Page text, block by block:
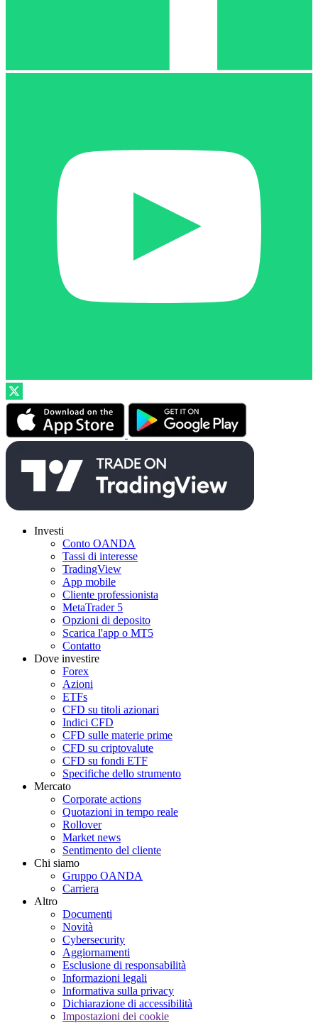
Investi
Conto OANDA
Tassi di interesse
TradingView
App mobile
Cliente professionista
MetaTrader 5
Opzioni di deposito
Scarica l'app o MT5
Contatto
Dove investire
Forex
Azioni
ETFs
CFD su titoli azionari
Indici CFD
CFD sulle materie prime
CFD su criptovalute
CFD su fondi ETF
Specifiche dello strumento
Mercato
Corporate actions
Quotazioni in tempo reale
Rollover
Market news
Sentimento del cliente
Chi siamo
Gruppo OANDA
Carriera
Altro
Documenti
Novità
Cybersecurity
Aggiornamenti
Esclusione di responsabilità
Informazioni legali
Informativa sulla privacy
Dichiarazione di accessibilità
Impostazioni dei cookie